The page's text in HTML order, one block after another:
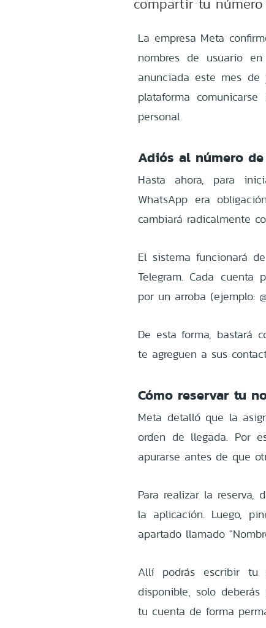
compartir tu
La empresa Meta
nombres de usuario
anunciada este mes
plataforma
personal.
Adiós al número
Hasta ahora, para
WhatsApp era
cambiará radicalmente
El sistema funcionará
Telegram. Cada cuenta
por un arroba (ejemplo:
De esta forma, bastará
te agreguen a sus
Cómo reservar tu
Meta detalló que la
orden de llegada. Por
apurarse antes de que
Para realizar la reserva,
la aplicación. Luego,
apartado llamado
Allí podrás escribir tu
disponible, solo
tu cuenta de forma